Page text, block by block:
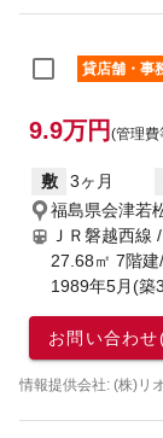
貸店舗・事
9.9万円 (管理費
敷 3ヶ月
福島県会津若
ＪＲ磐越西線
27.68㎡ 7階
1989年5月(築
お問い合わせ
情報提供会社: (株)リ